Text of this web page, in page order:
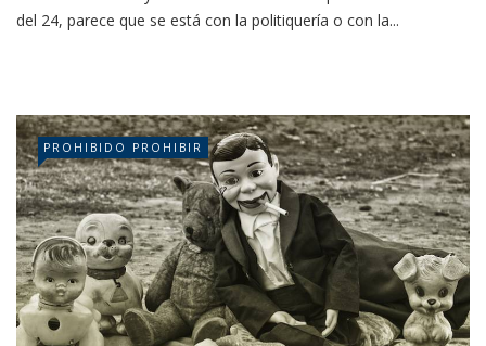
del 24, parece que se está con la politiquería o con la...
PROHIBIDO PROHIBIR